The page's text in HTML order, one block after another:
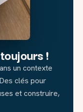
!
un contexte
clés pour
et construire,